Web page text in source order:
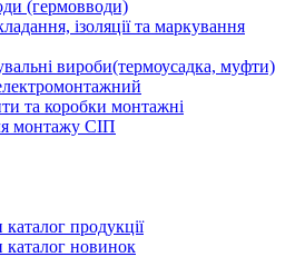
(гермовводи)
iзоляції та маркування
вироби(термоусадка, муфти)
та коробки монтажні
монтажу СІП
продукції
каталог новинок